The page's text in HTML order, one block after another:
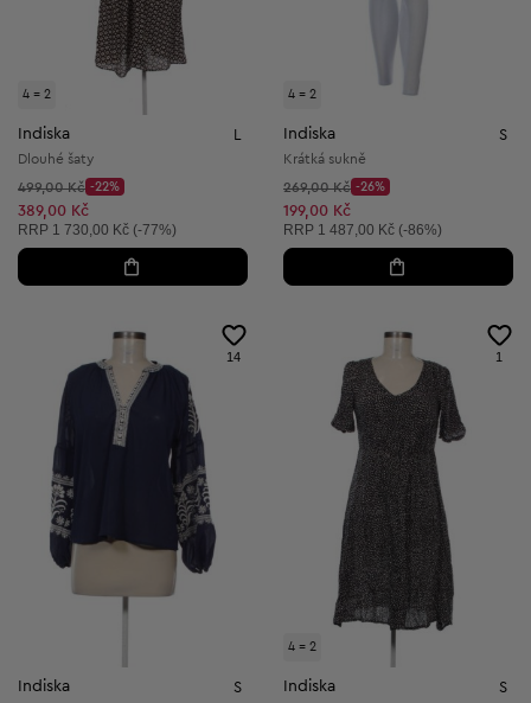
4 = 2
Indiska L
Dlouhé šaty
Původní cena:
499,00 Kč
Discount Price:
-22%
Snížená cena:
389,00 Kč
Doporučená cena:
RRP 1 730,00 Kč (-77%)
4 = 2
Indiska S
Krátká sukně
Původní cena:
269,00 Kč
Discount Price:
-26%
Snížená cena:
199,00 Kč
Doporučená cena:
RRP 1 487,00 Kč (-86%)
14
Indiska S
4 = 2
1
Indiska S